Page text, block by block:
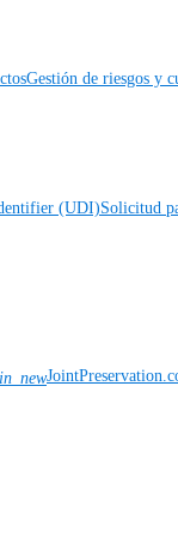
Gestión de riesgos y
(UDI)Solicitud